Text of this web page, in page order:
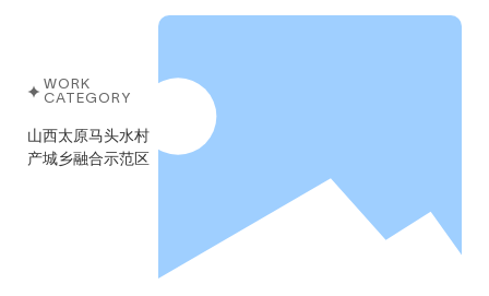
WORK
CATEGORY
山西太原马头水村
产城乡融合示范区